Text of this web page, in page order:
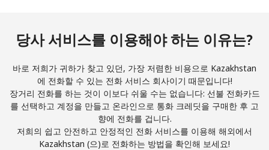
본 웹사이트에서 계정을 생성함으로써 본인은 이 이용약관에동
가입하기
당사 서비스를 이용해야 하는 이유는?
바로 저희가 귀하가 찾고 있던, 가장 저렴한 비용으로 Kazakhstan
에 전화할 수 있는 전화 서비스 회사이기 때문입니다!
장거리 전화를 하는 것이 이보다 쉬울 수는 없습니다: 선불 전화카드
를 선택하고 계정을 만들고 온라인으로 통화 크레딧을 구매한 후 고
향에 전화를 겁니다.
저희의 쉽고 안전하고 안정적인 전화 서비스를 이용해 해외에서
Kazakhstan (으)로 전화하는 방법을 확인해 보세요!